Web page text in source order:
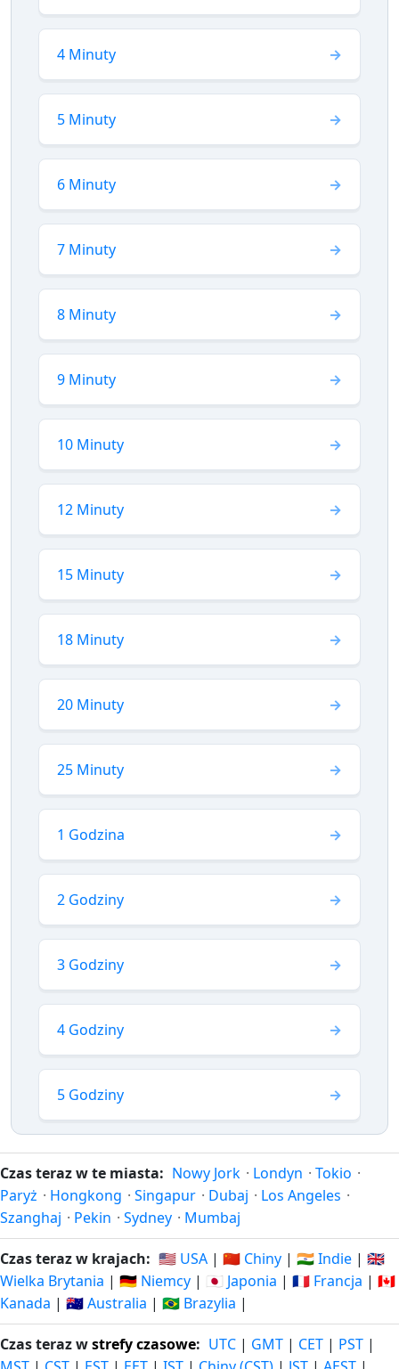
4 Minuty
5 Minuty
6 Minuty
7 Minuty
8 Minuty
9 Minuty
10 Minuty
12 Minuty
15 Minuty
18 Minuty
20 Minuty
25 Minuty
1 Godzina
2 Godziny
3 Godziny
4 Godziny
5 Godziny
Czas teraz w te miasta: Nowy Jork · Londyn · Tokio ·
Paryż · Hongkong · Singapur · Dubaj · Los Angeles ·
Szanghaj · Pekin · Sydney · Mumbaj
Czas teraz w krajach: 🇺🇸 USA | 🇨🇳 Chiny | 🇮🇳 Indie | 🇬🇧
Wielka Brytania | 🇩🇪 Niemcy | 🇯🇵 Japonia | 🇫🇷 Francja | 🇨🇦
Kanada | 🇦🇺 Australia | 🇧🇷 Brazylia |
Czas teraz wstrefy czasowe: UTC | GMT | CET | PST |